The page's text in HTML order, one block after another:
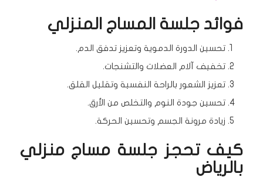
فوائد جلسة المساج المنزلي
تحسين الدورة الدموية وتعزيز تدفق الدم.
تخفيف آلام العضلات والتشنجات.
تعزيز الشعور بالراحة النفسية وتقليل القلق.
تحسين جودة النوم والتخلص من الأرق.
زيادة مرونة الجسم وتحسين الحركة.
كيف تحجز جلسة مساج منزلي
بالرياض